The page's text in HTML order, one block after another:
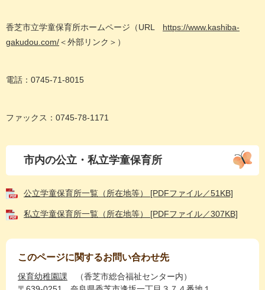
香芝市立学童保育所ホームページ（URL https://www.kashiba-
gakudou.com/＜外部リンク＞ ）
電話：0745-71-8015
ファックス：0745-78-1171
市内の公立・私立学童保育所
公立学童保育所一覧（所在地等） [PDFファイル／51KB]
私立学童保育所一覧（所在地等） [PDFファイル／307KB]
このページに関するお問い合わせ先
保育幼稚園課
香芝市総合福祉センター内